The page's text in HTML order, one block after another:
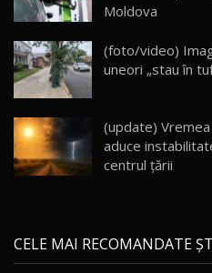
Va fi modelul
30:08
AutoBlog.MD
23:36
20
Noul ZEEKR 7X
29:08
21
AutoBlog.MD
16:59
Moldova
(foto/video)
uneori „stau în
(update) Vremea
aduce
centrul țării
CELE MAI RECOMANDATE